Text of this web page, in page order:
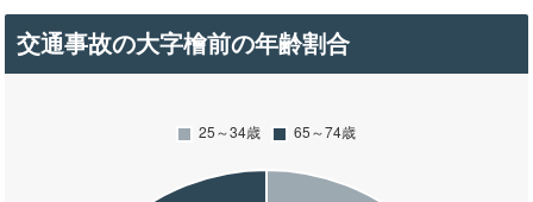
交通事故の大字檜前の年齢割合